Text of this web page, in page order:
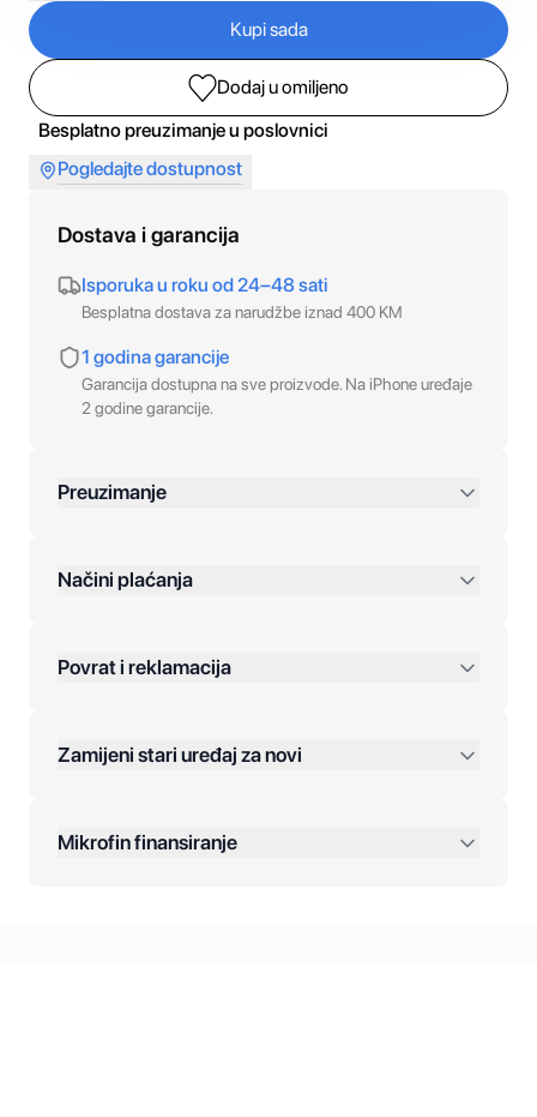
Kupi sada
Dodaj u omiljeno
Besplatno preuzimanje u poslovnici
Pogledajte dostupnost
Dostava i garancija
Isporuka u roku od 24–48 sati
Besplatna dostava za narudžbe iznad 400 KM
1 godina garancije
Garancija dostupna na sve proizvode. Na iPhone uređaje
2 godine garancije.
Preuzimanje
Načini plaćanja
Plaćanje na rate:
Povrat i reklamacija
Zamijeni stari uređaj za novi
Mikrofin finansiranje